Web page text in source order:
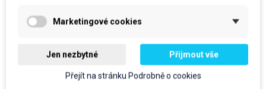
SONTARA EC,
30,5x42cm, white, 250
SONTARA EC GRIP,
32,5x42cm, tyrkys,
300ks, box
Marketingové cookies
Jen nezbytné Přijmout vše
Přejít na stránku Podrobně o cookies